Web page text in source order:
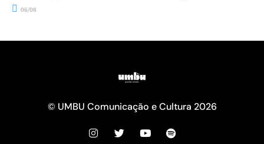
06/08
© UMBU Comunicação e Cultura 2026